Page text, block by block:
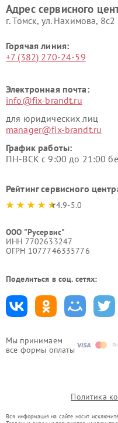
Мы принимаем
все формы оплаты
Адрес сервисного
г. Томск, ул. Нахимова, 8с2
Горячая линия:
+7 (382) 270-24-59
Электронная почта:
info@fix-brandt.ru
для юридических лиц
manager@fix-brandt.ru
График работы:
ПН-ВСК с 9:00 до 21:00
Рейтинг сервисного
4.9-5.0
ООО "Русервис"
ИНН 7702633247
ОГРН 1077746335776
Поделиться в соц. сетях:
Политика
Вся информация на сайте носит